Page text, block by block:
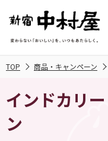
TOP 商品・キャンペーン
インドカリ
ン